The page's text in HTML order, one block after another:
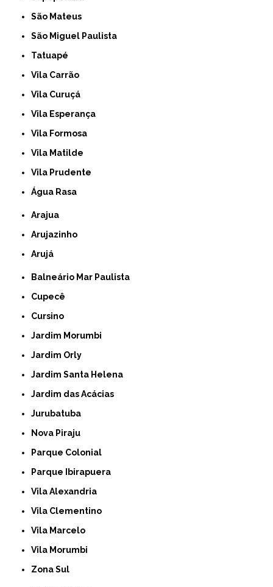
São Mateus
São Miguel Paulista
Tatuapé
Vila Carrão
Vila Curuçá
Vila Esperança
Vila Formosa
Vila Matilde
Vila Prudente
Água Rasa
Arajua
Arujazinho
Arujá
Balneário Mar Paulista
Cupecê
Cursino
Jardim Morumbi
Jardim Orly
Jardim Santa Helena
Jardim das Acácias
Jurubatuba
Nova Piraju
Parque Colonial
Parque Ibirapuera
Vila Alexandria
Vila Clementino
Vila Marcelo
Vila Morumbi
Zona Sul